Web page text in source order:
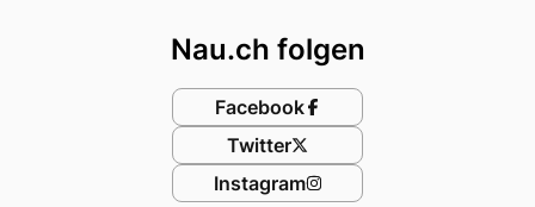
Nau.ch folgen
Facebook
Twitter
Instagram